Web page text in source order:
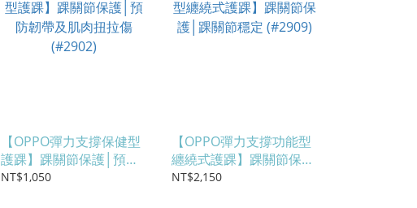
【OPPO彈力支撐保健型
護踝】踝關節保護│預防
韌帶及肌肉扭拉傷
NT$1,050
【OPPO彈力支撐功能型
纏繞式護踝】踝關節保護
│踝關節穩定 (#2909)
NT$2,150